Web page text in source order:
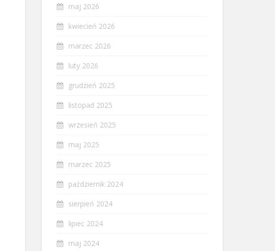
maj 2026
kwiecień 2026
marzec 2026
luty 2026
grudzień 2025
listopad 2025
wrzesień 2025
maj 2025
marzec 2025
październik 2024
sierpień 2024
lipiec 2024
maj 2024